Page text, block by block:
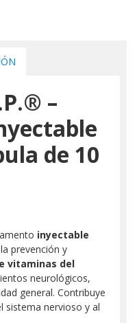
–
de 10
inyectable
prevención y
vitaminas del
neurológicos,
general. Contribuye
sistema nervioso y al